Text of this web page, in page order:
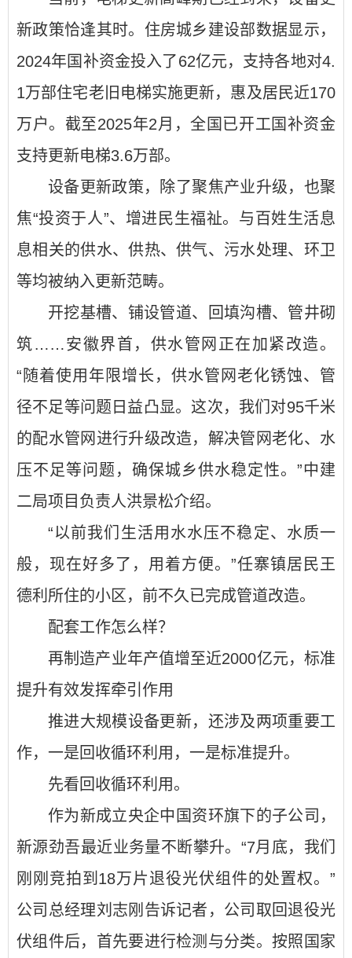
新政策恰逢其时。住房城乡建设部数据显示，
2024年国补资金投入了62亿元，支持各地对4.
1万部住宅老旧电梯实施更新，惠及居民近170
万户。截至2025年2月，全国已开工国补资金
支持更新电梯3.6万部。
设备更新政策，除了聚焦产业升级，也聚
焦“投资于人”、增进民生福祉。与百姓生活息
息相关的供水、供热、供气、污水处理、环卫
等均被纳入更新范畴。
开挖基槽、铺设管道、回填沟槽、管井砌
筑……安徽界首，供水管网正在加紧改造。
“随着使用年限增长，供水管网老化锈蚀、管
径不足等问题日益凸显。这次，我们对95千米
的配水管网进行升级改造，解决管网老化、水
压不足等问题，确保城乡供水稳定性。”中建
二局项目负责人洪景松介绍。
“以前我们生活用水水压不稳定、水质一
般，现在好多了，用着方便。”任寨镇居民王
德利所住的小区，前不久已完成管道改造。
配套工作怎么样？
再制造产业年产值增至近2000亿元，标准
提升有效发挥牵引作用
推进大规模设备更新，还涉及两项重要工
作，一是回收循环利用，一是标准提升。
先看回收循环利用。
作为新成立央企中国资环旗下的子公司，
新源劲吾最近业务量不断攀升。“7月底，我们
刚刚竞拍到18万片退役光伏组件的处置权。”
公司总经理刘志刚告诉记者，公司取回退役光
伏组件后，首先要进行检测与分类。按照国家